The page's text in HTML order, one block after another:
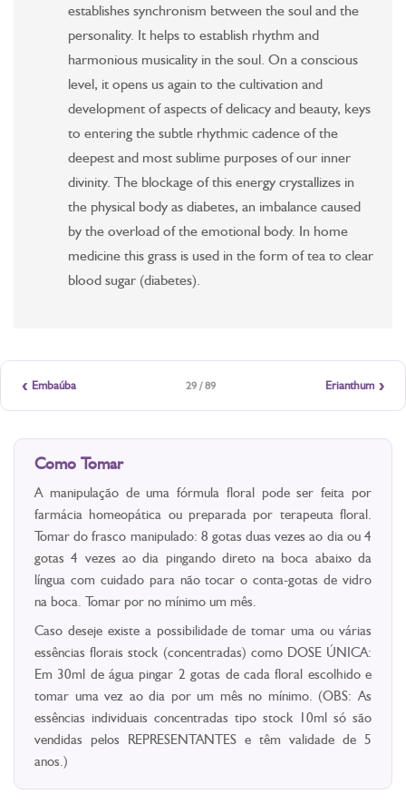
establishes synchronism between the soul and the
personality. It helps to establish rhythm and
harmonious musicality in the soul. On a conscious
level, it opens us again to the cultivation and
development of aspects of delicacy and beauty, keys
to entering the subtle rhythmic cadence of the
deepest and most sublime purposes of our inner
divinity. The blockage of this energy crystallizes in
the physical body as diabetes, an imbalance caused
by the overload of the emotional body. In home
medicine this grass is used in the form of tea to clear
blood sugar (diabetes).
‹ Embaúba 29 / 89 Erianthum ›
Como Tomar
A manipulação de uma fórmula floral pode ser feita por
farmácia homeopática ou preparada por terapeuta floral.
Tomar do frasco manipulado: 8 gotas duas vezes ao dia ou 4
gotas 4 vezes ao dia pingando direto na boca abaixo da
língua com cuidado para não tocar o conta-gotas de vidro
na boca. Tomar por no mínimo um mês.
Caso deseje existe a possibilidade de tomar uma ou várias
essências florais stock (concentradas) como DOSE ÚNICA:
Em 30ml de água pingar 2 gotas de cada floral escolhido e
tomar uma vez ao dia por um mês no mínimo. (OBS: As
essências individuais concentradas tipo stock 10ml só são
vendidas pelos REPRESENTANTES e têm validade de 5
anos.)